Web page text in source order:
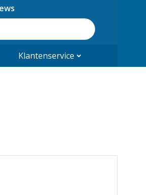
Klantenservice